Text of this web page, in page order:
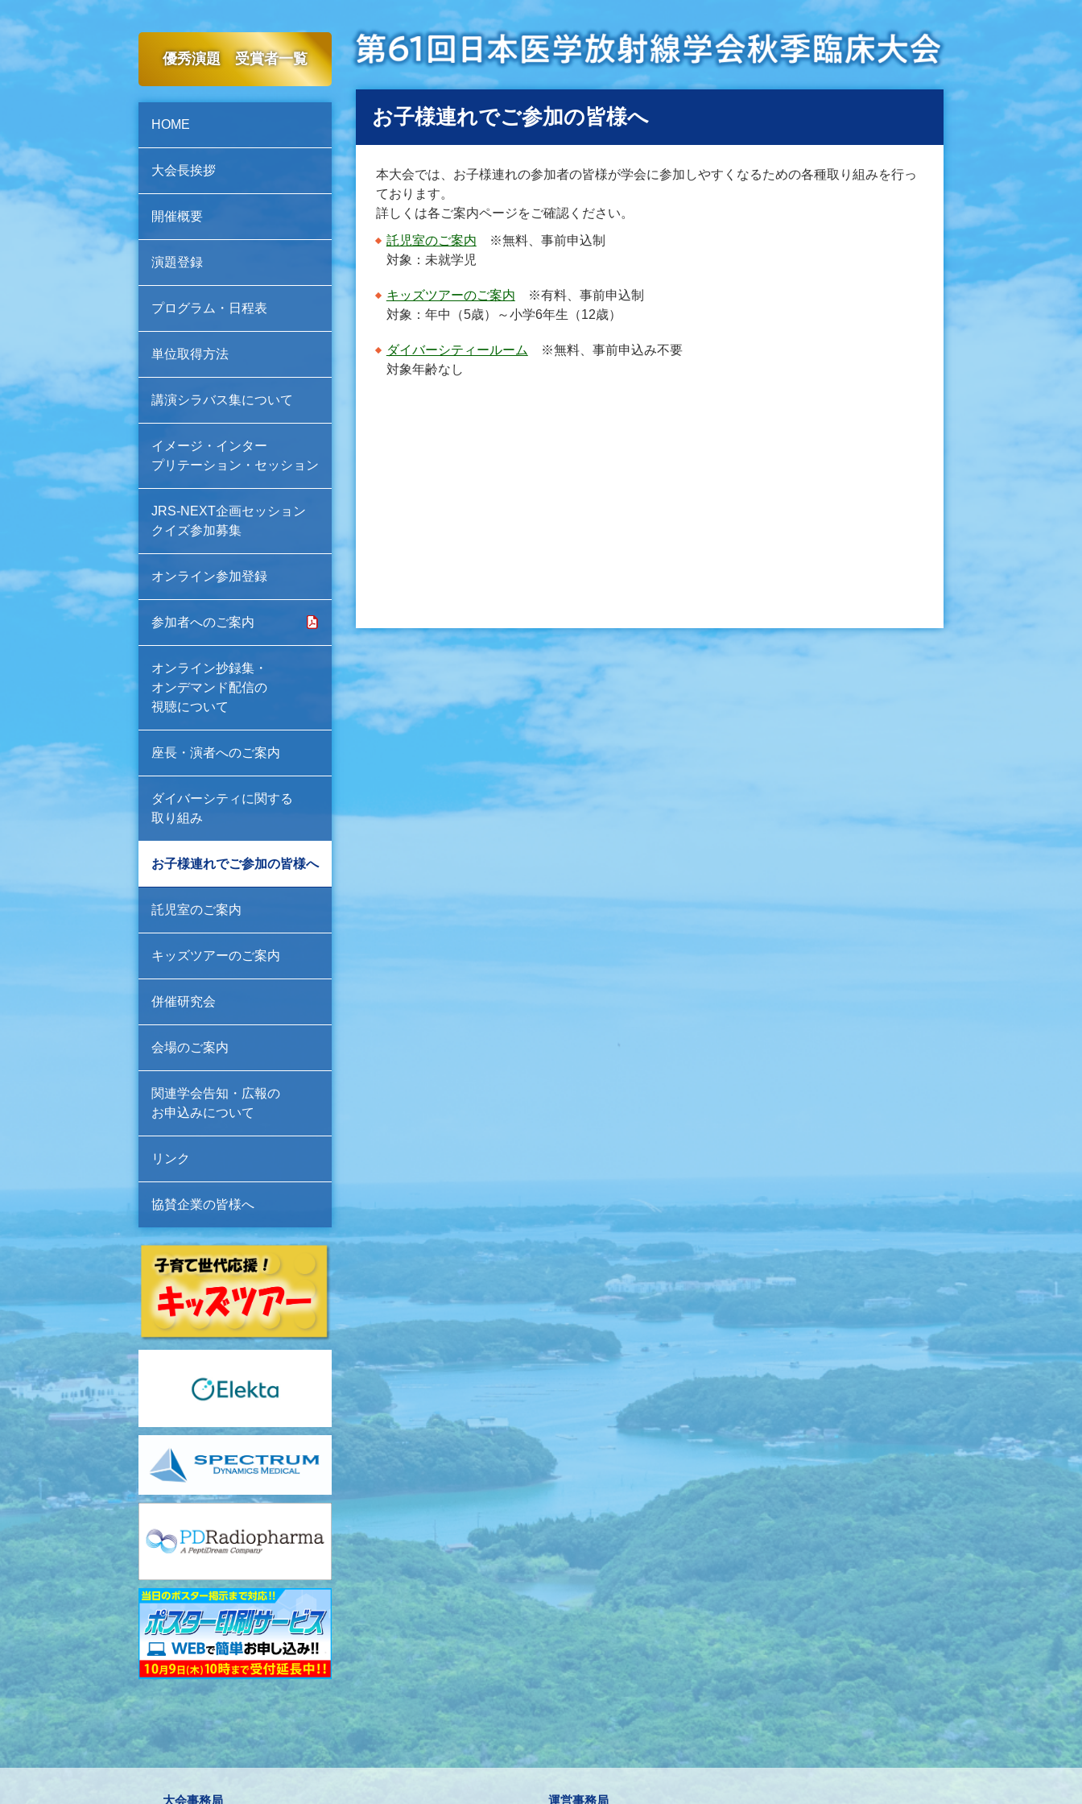
優秀演題 受賞者一覧
HOME
大会長挨拶
開催概要
演題登録
プログラム・日程表
単位取得方法
講演シラバス集について
イメージ・インター
プリテーション・セッション
JRS-NEXT企画セッション
クイズ参加募集
オンライン参加登録
参加者へのご案内
オンライン抄録集・
オンデマンド配信の
視聴について
座長・演者へのご案内
ダイバーシティに関する
取り組み
お子様連れでご参加の皆様へ
託児室のご案内
キッズツアーのご案内
併催研究会
会場のご案内
関連学会告知・広報の
お申込みについて
リンク
協賛企業の皆様へ
お子様連れでご参加の皆様へ
本大会では、お子様連れの参加者の皆様が学会に参加しやすくなるための各種取り組みを行っ
ております。
詳しくは各ご案内ページをご確認ください。
託児室のご案内 ※無料、事前申込制
対象：未就学児
キッズツアーのご案内 ※有料、事前申込制
対象：年中（5歳）～小学6年生（12歳）
ダイバーシティールーム
※無料、事前申込み不要
対象年齢なし
大会事務局 運営事務局